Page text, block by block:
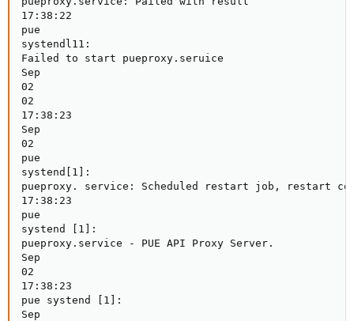
17:38:22
pue
systendl11:
Failed to start pueproxy.seruice
Sep
02
02
17:38:23
Sep
02
pue
systend[1]:
pueproxy. service: Scheduled restart job, restart
17:38:23
pue
systend [1]:
pueproxy.service - PUE API Proxy Server.
Sep
02
17:38:23
pue systend [1]:
Sep